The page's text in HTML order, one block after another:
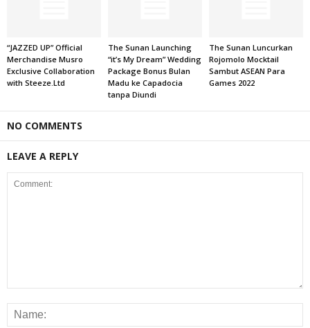
“JAZZED UP” Official
Merchandise Musro
Exclusive Collaboration
with Steeze.Ltd
The Sunan Launching
“it’s My Dream” Wedding
Package Bonus Bulan
Madu ke Capadocia
tanpa Diundi
The Sunan Luncurkan
Rojomolo Mocktail
Sambut ASEAN Para
Games 2022
NO COMMENTS
LEAVE A REPLY